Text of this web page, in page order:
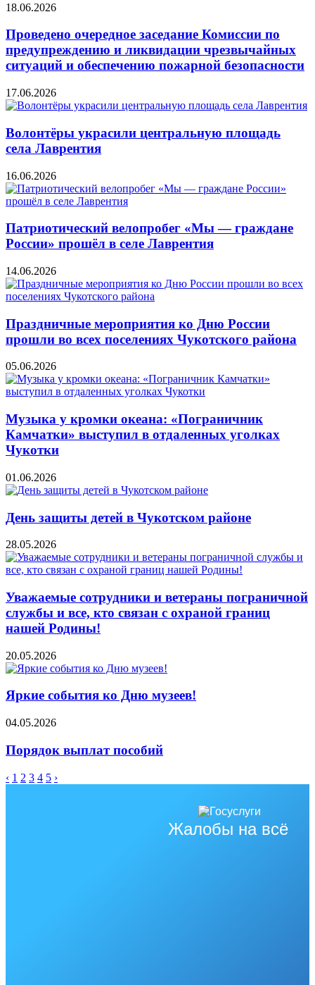
18.06.2026
Проведено очередное заседание Комиссии по
предупреждению и ликвидации чрезвычайных
ситуаций и обеспечению пожарной безопасности
17.06.2026
Волонтёры украсили центральную площадь
села Лаврентия
16.06.2026
Патриотический велопробег «Мы — граждане
России» прошёл в селе Лаврентия
14.06.2026
Праздничные мероприятия ко Дню России
прошли во всех поселениях Чукотского района
05.06.2026
Музыка у кромки океана: «Пограничник
Камчатки» выступил в отдаленных уголках
Чукотки
01.06.2026
День защиты детей в Чукотском районе
28.05.2026
Уважаемые сотрудники и ветераны пограничной
службы и все, кто связан с охраной границ
нашей Родины!
20.05.2026
Яркие события ко Дню музеев!
04.05.2026
Порядок выплат пособий
‹ 1 2 3 4 5 ›
Жалобы на всё